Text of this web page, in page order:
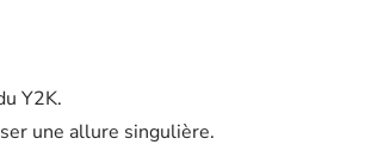
Y2K.
une allure singulière.